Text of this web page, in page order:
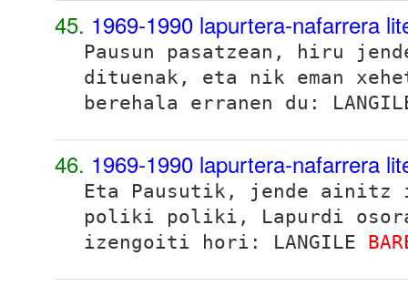
45. 1969-1990 lapurtera-nafarrera
Pausun pasatzean, hiru
dituenak, eta nik eman
berehala erranen du:
46. 1969-1990 lapurtera-nafarrera
Eta Pausutik, jende ainitz
poliki poliki, Lapurdi
izengoiti hori: LANGILE